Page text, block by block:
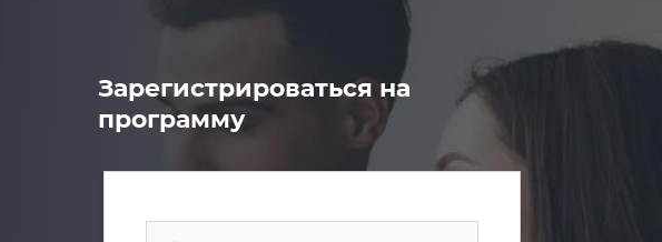
Зарегистрироваться на
программу